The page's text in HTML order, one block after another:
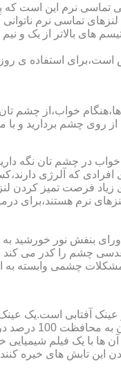
نرم این است که
لنزهای تماسی نرم
های بالاتر از یک و
استفاده ی
خواب،از چشم
از روی چشم بردارید و
در چشم تان نگه
که آلرژی
فرصت تمیز کردن
نرم هستند،برای
چشم را کدر می
چشمی وابسته
آفتابی است.یک
هایی که یک
ها با یک فیلم
این تابش های خیره